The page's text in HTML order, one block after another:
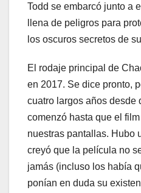
Todd se embarcó junto a
llena de peligros para
los oscuros secretos de
El rodaje principal de
en 2017. Se dice pronto,
cuatro largos años desde
comenzó hasta que el
nuestras pantallas. Hubo
creyó que la película no
jamás (incluso los había
ponían en duda su